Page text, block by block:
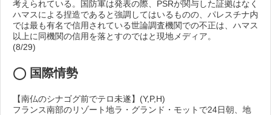
考えられている。国防軍は発表の際、PSRが関与した証拠はなく
ハマスによる捏造であると強調してはいるものの、パレスチナ内
では最も有名で信用されている世論調査機関での不正は、ハマス
以上に同機関の信用を落とすのではと現地メディア。
(8/29)
◯ 国際情勢
【南仏のシナゴグ前でテロ未遂】(Y,P,H)
フランス南部のリゾート地ラ・グランド・モットで24日朝、地